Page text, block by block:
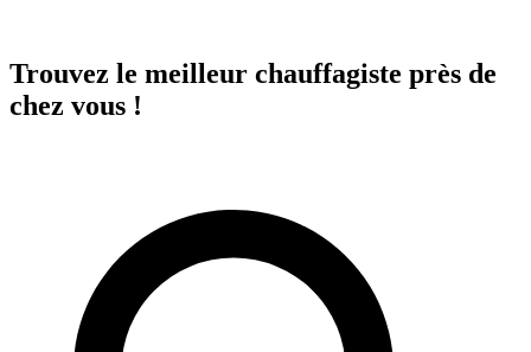
Trouvez le meilleur chauffagiste près de
chez vous !